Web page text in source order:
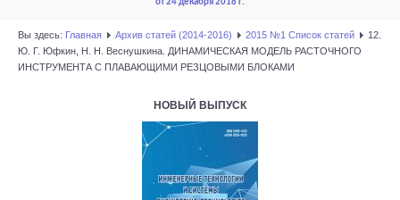
от 24 декабря 2018 г.
Вы здесь: Главная Архив статей (2014-2016) 2015 №1 Список статей
12.
Ю. Г. Юфкин, Н. Н. Веснушкина. ДИНАМИЧЕСКАЯ МОДЕЛЬ РАСТОЧНОГО
ИНСТРУМЕНТА С ПЛАВАЮЩИМИ РЕЗЦОВЫМИ БЛОКАМИ
НОВЫЙ ВЫПУСК